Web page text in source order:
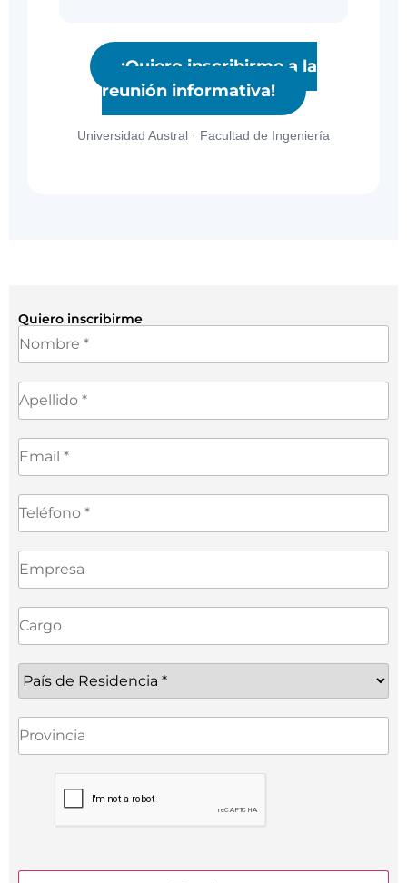
¡Quiero inscribirme a la
reunión informativa!
Universidad Austral · Facultad de Ingeniería
Quiero inscribirme